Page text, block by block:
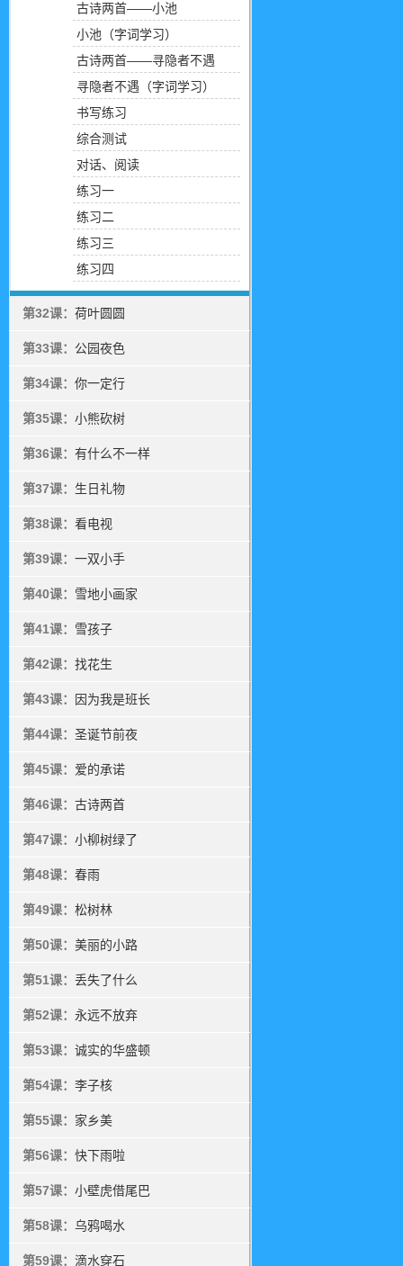
古诗两首——小池
小池（字词学习）
古诗两首——寻隐者不遇
寻隐者不遇（字词学习）
书写练习
综合测试
对话、阅读
练习一
练习二
练习三
练习四
第32课： 荷叶圆圆
第33课： 公园夜色
第34课： 你一定行
第35课： 小熊砍树
第36课： 有什么不一样
第37课： 生日礼物
第38课： 看电视
第39课： 一双小手
第40课： 雪地小画家
第41课： 雪孩子
第42课： 找花生
第43课： 因为我是班长
第44课： 圣诞节前夜
第45课： 爱的承诺
第46课： 古诗两首
第47课： 小柳树绿了
第48课： 春雨
第49课： 松树林
第50课： 美丽的小路
第51课： 丢失了什么
第52课： 永远不放弃
第53课： 诚实的华盛顿
第54课： 李子核
第55课： 家乡美
第56课： 快下雨啦
第57课： 小壁虎借尾巴
第58课： 乌鸦喝水
第59课： 滴水穿石